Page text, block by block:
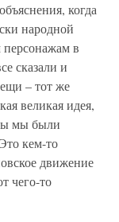
когда
народной
в
сказали и
– тот же
великая идея,
мы были
кем-то
движение
чего-то